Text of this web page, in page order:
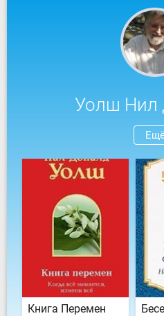
Уолш Нил
Книга Перемен